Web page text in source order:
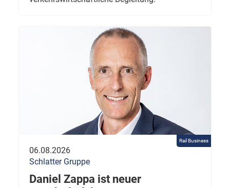
Rail Business
06.08.2026
Schlatter Gruppe
Daniel Zappa ist neuer